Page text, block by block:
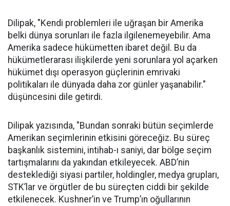
Dilipak, "Kendi problemleri ile uğraşan bir Amerika
belki dünya sorunları ile fazla ilgilenemeyebilir. Ama
Amerika sadece hükümetten ibaret değil. Bu da
hükümetlerarası ilişkilerde yeni sorunlara yol açarken
hükümet dışı operasyon güçlerinin emrivaki
politikaları ile dünyada daha zor günler yaşanabilir."
düşüncesini dile getirdi.
Dilipak yazısında, "Bundan sonraki bütün seçimlerde
Amerikan seçimlerinin etkisini göreceğiz. Bu süreç
başkanlık sistemini, intihab-ı saniyi, dar bölge seçim
tartışmalarını da yakından etkileyecek. ABD’nin
desteklediği siyasi partiler, holdingler, medya grupları,
STK’lar ve örgütler de bu süreçten ciddi bir şekilde
etkilenecek. Kushner’in ve Trump’ın oğullarının